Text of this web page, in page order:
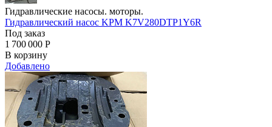
Гидравлические насосы. моторы.
Гидравлический насос KPM K7V280DTP1Y6R
Под заказ
1 700 000 Р
В корзину
Добавлено